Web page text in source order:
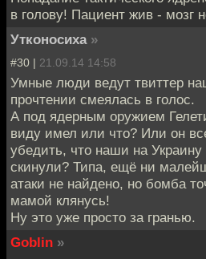
в голову! Пациент жив - мозг
Утконосиха »
#30 | 21.09.14 14:58
Умные люди ведут твиттер
прочтении смеялась в голос.
А под ядерным оружием
виду имел или что? Или он
убедить, что наши на
скинули? Типа, ещё ни
атаки не найдено, но бомба
мамой клянусь!
Ну это уже просто за гранью.
Goblin »